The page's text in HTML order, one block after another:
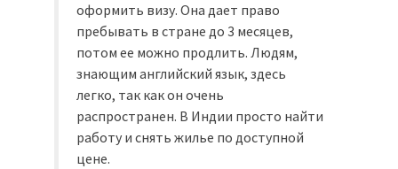
оформить визу. Она дает право
пребывать в стране до 3 месяцев,
потом ее можно продлить. Людям,
знающим английский язык, здесь
легко, так как он очень
распространен. В Индии просто найти
работу и снять жилье по доступной
цене.